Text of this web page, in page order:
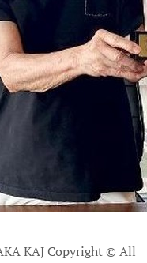
KAJ Copyright © All